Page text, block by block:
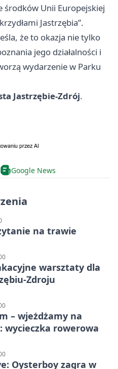
środków Unii Europejskiej
Jastrzębia”.
że to okazja nie tylko
jego działalności i
wydarzenie w Parku
Jastrzębie-Zdrój.
Google News
na trawie
warsztaty dla
Zdroju
– wjeżdżamy na
wycieczka rowerowa
Oysterboy zagra w